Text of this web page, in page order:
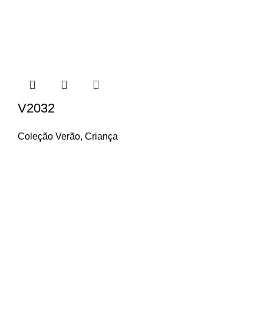
V2032
Coleção Verão, Criança